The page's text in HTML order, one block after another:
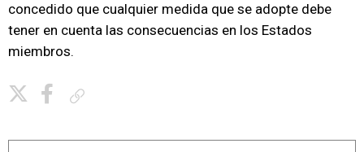
concedido que cualquier medida que se adopte debe
tener en cuenta las consecuencias en los Estados
miembros.